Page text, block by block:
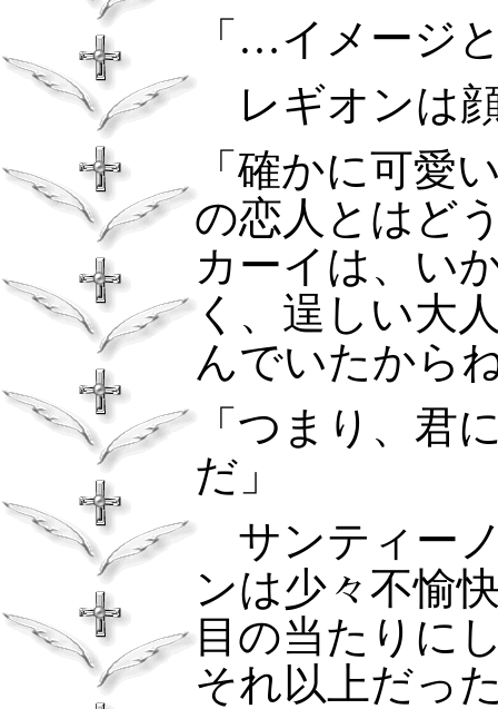
「…イメージ
レギオンは
「確かに可愛
の恋人とはど
カーイは、い
く、逞しい大
んでいたから
「つまり、君
だ」
サンティー
ンは少々不愉
目の当たりに
それ以上だっ